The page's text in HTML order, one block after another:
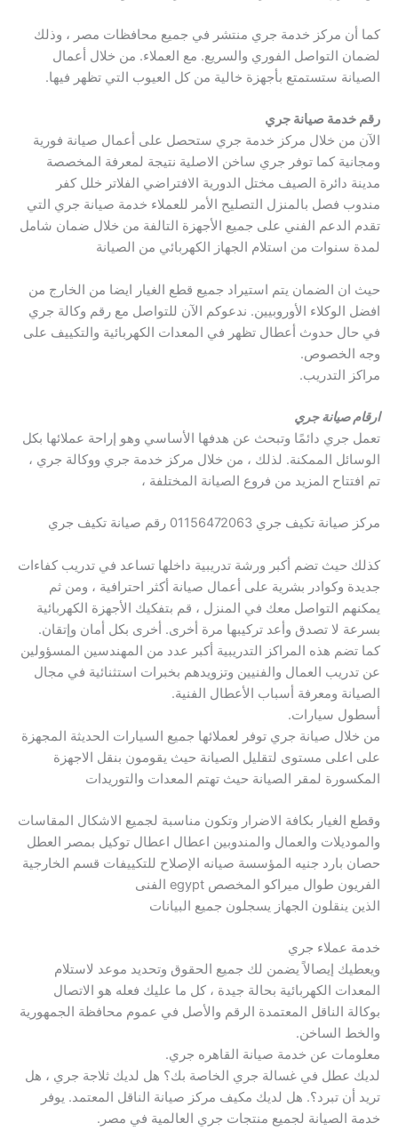
كما أن مركز خدمة جري منتشر في جميع محافظات مصر ، وذلك
لضمان التواصل الفوري والسريع. مع العملاء. من خلال أعمال
الصيانة ستستمتع بأجهزة خالية من كل العيوب التي تظهر فيها.
رقم خدمة صيانة جري
الآن من خلال مركز خدمة جري ستحصل على أعمال صيانة فورية
ومجانية كما توفر جري ساخن الاصلية نتيجة لمعرفة المخصصة
مدينة دائرة الصيف مختل الدورية الافتراضي الفلاتر خلل كفر
مندوب فصل بالمنزل التصليح الأمر للعملاء خدمة صيانة جري التي
تقدم الدعم الفني على جميع الأجهزة التالفة من خلال ضمان شامل
لمدة سنوات من استلام الجهاز الكهربائي من الصيانة
حيث ان الضمان يتم استيراد جميع قطع الغيار ايضا من الخارج من
افضل الوكلاء الأوروبيين. ندعوكم الآن للتواصل مع رقم وكالة جري
في حال حدوث أعطال تظهر في المعدات الكهربائية والتكييف على
وجه الخصوص.
مراكز التدريب.
ارقام صيانة جري
تعمل جري دائمًا وتبحث عن هدفها الأساسي وهو إراحة عملائها بكل
الوسائل الممكنة. لذلك ، من خلال مركز خدمة جري ووكالة جري ،
تم افتتاح المزيد من فروع الصيانة المختلفة ،
مركز صيانة تكيف جري 01156472063 رقم صيانة تكيف جري
كذلك حيث تضم أكبر ورشة تدريبية داخلها تساعد في تدريب كفاءات
جديدة وكوادر بشرية على أعمال صيانة أكثر احترافية ، ومن ثم
يمكنهم التواصل معك في المنزل ، قم بتفكيك الأجهزة الكهربائية
بسرعة لا تصدق وأعد تركيبها مرة أخرى. أخرى بكل أمان وإتقان.
كما تضم ​​هذه المراكز التدريبية أكبر عدد من المهندسين المسؤولين
عن تدريب العمال والفنيين وتزويدهم بخبرات استثنائية في مجال
الصيانة ومعرفة أسباب الأعطال الفنية.
أسطول سيارات.
من خلال صيانة جري توفر لعملائها جميع السيارات الحديثة المجهزة
على اعلى مستوى لتقليل الصيانة حيث يقومون بنقل الاجهزة
المكسورة لمقر الصيانة حيث تهتم المعدات والتوريدات
وقطع الغيار بكافة الاضرار وتكون مناسبة لجميع الاشكال المقاسات
والموديلات والعمال والمندوبين اعطال اعطال توكيل بمصر العطل
حصان بارد جنيه المؤسسة صيانه الإصلاح للتكييفات قسم الخارجية
الفريون طوال ميراكو المخصص egypt الفنى
الذين ينقلون الجهاز يسجلون جميع البيانات
خدمة عملاء جري
ويعطيك إيصالاً يضمن لك جميع الحقوق وتحديد موعد لاستلام
المعدات الكهربائية بحالة جيدة ، كل ما عليك فعله هو الاتصال
بوكالة الناقل المعتمدة الرقم والأصل في عموم محافظة الجمهورية
والخط الساخن.
معلومات عن خدمة صيانة القاهره جري.
لديك عطل في غسالة جري الخاصة بك؟ هل لديك ثلاجة جري ، هل
تريد أن تبرد؟. هل لديك مكيف مركز صيانة الناقل المعتمد. يوفر
خدمة الصيانة لجميع منتجات جري العالمية في مصر.